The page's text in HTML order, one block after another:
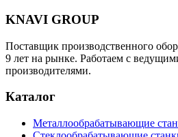
KNAVI GROUP
Поставщик производственного
9 лет на рынке. Работаем с
производителями.
Каталог
Металлообрабатывающие